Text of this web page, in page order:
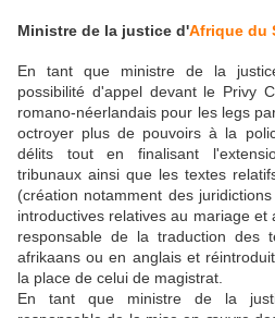
Ministre de la justice d'Afrique du
En tant que ministre de la
possibilité d'appel devant le Privy
romano-néerlandais pour les legs
octroyer plus de pouvoirs à la
délits tout en finalisant
tribunaux ainsi que les textes
(création notamment des
introductives relatives au mariage
responsable de la traduction des
afrikaans ou en anglais et
la place de celui de magistrat.
En tant que ministre de la